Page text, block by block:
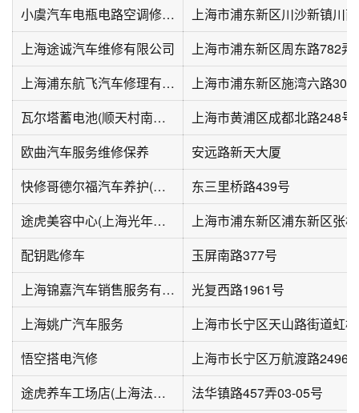
小虞汽车电瓶电路空调修理中心
上海市浦东新区川沙新镇川
上海途诚汽车维修有限公司
上海浦东航飞汽车修理有限公司
上海市浦东新区施湾六路301
瓦尔塔蓄电池(顺天村南区店)
上海市黄浦区成都北路248号
欧曲汽车服务维修保养
安远路新天大厦
快修哥德尔福汽车养护(越前店)
东三里桥路439号
途虎美容中心(上海光年汇纯洗店)
配钥匙修车
玉屏南路377号
上海锦嘉汽车销售服务有限公司
光复西路1961号
上海姚广汽车服务
悟空搭电汽修
上海市长宁区万航渡路2496
途虎养车工场店(上海法华镇路店)
法华镇路457弄03-05号